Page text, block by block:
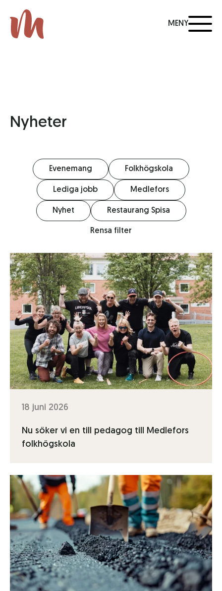
MENY
Nyheter
Evenemang Folkhögskola
Lediga jobb Medlefors
Nyhet Restaurang Spisa
Rensa filter
18 juni 2026
Nu söker vi en till pedagog till Medlefors
folkhögskola